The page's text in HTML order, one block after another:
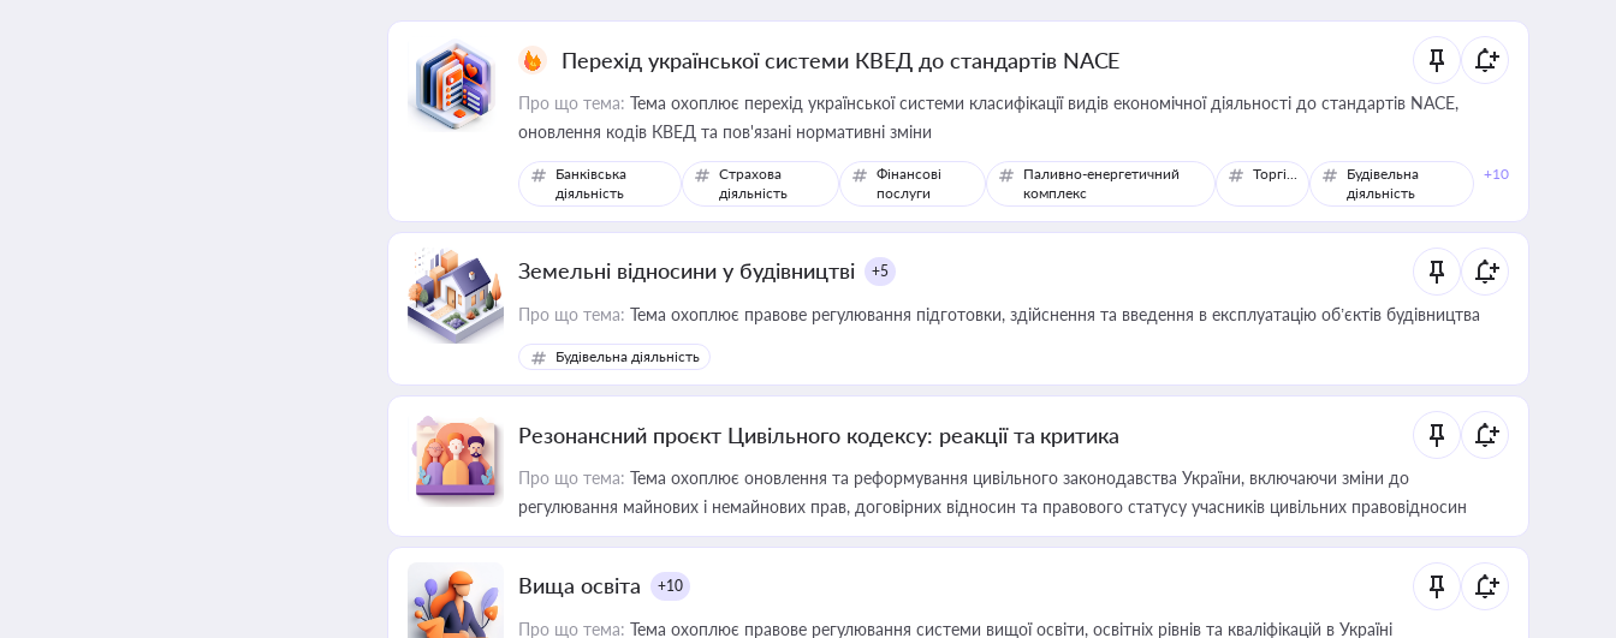
Перехід української системи КВЕД до стандартів NACE
Про що тема: Тема охоплює перехід української системи класифікації видів економічної діяльності до стандартів NACE,
оновлення кодів КВЕД та пов'язані нормативні зміни
Банківська
діяльність
Страхова
діяльність
Фінансові
послуги
Паливно-енергетичний
комплекс
Торгівля
Будівельна
діяльність
+10
Земельні відносини у будівництві +5
Про що тема: Тема охоплює правове регулювання підготовки, здійснення та введення в експлуатацію об’єктів будівництва
Будівельна діяльність
Резонансний проєкт Цивільного кодексу: реакції та критика
Про що тема: Тема охоплює оновлення та реформування цивільного законодавства України, включаючи зміни до
регулювання майнових і немайнових прав, договірних відносин та правового статусу учасників цивільних правовідносин
Вища освіта +10
Про що тема: Тема охоплює правове регулювання системи вищої освіти, освітніх рівнів та кваліфікацій в Україні